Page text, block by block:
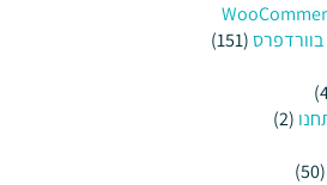
(151)
(2)